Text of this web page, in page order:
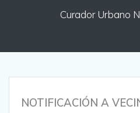
Curador Urbano
NOTIFICACIÓN A